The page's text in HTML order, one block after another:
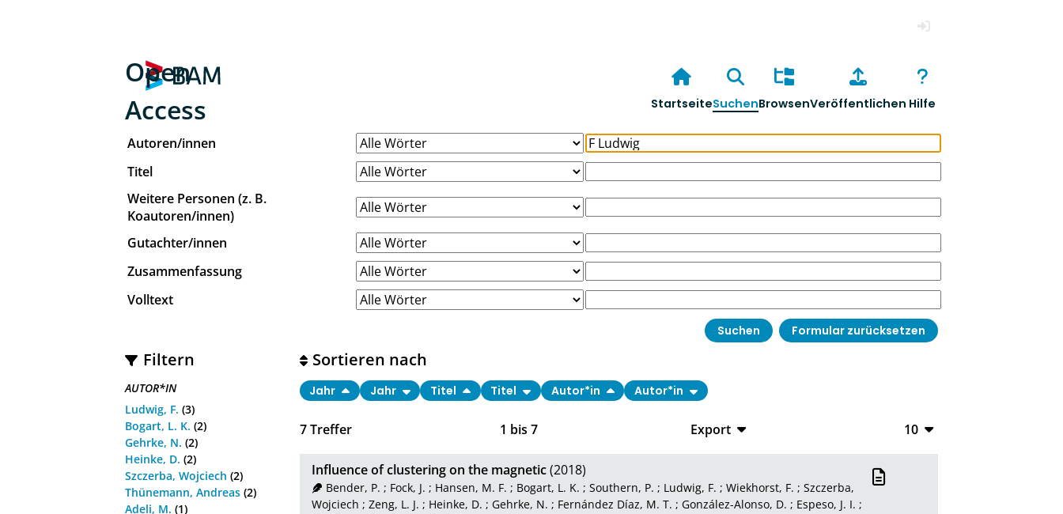
Open
Access
StartseiteSuchenBrowsenVeröffentlichen Hilfe
Autoren/innen
Titel
Weitere Personen (z. B.
Koautoren/innen)
Gutachter/innen
Zusammenfassung
Volltext
Filtern
AUTOR*IN
Ludwig, F. (3)
Bogart, L. K. (2)
Gehrke, N. (2)
Heinke, D. (2)
Szczerba, Wojciech (2)
Thünemann, Andreas (2)
Adeli, M. (1)
7Treffer 1 bis 7
Export
CSV
RIS
10
10
Sortieren nach
Jahr Jahr Titel Titel Autor*in Autor*in
Influence of clustering on the magnetic(2018)
Bender, P. ; Fock, J. ; Hansen, M. F. ; Bogart, L. K. ;Southern, P. ; Ludwig, F. ;Wiekhorst, F. ;Szczerba,
Wojciech ; Zeng, L. J. ; Heinke, D. ; Gehrke, N. ; Fernández Díaz, M. T. ; González-Alonso, D. ; Espeso, J. I. ;